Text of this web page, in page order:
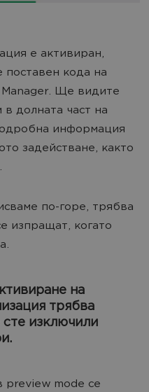
е активиран,
поставен кода на
Ще видите
долната част на
информация
задействане, както
по-горе, трябва
изпращат, когато
на
трябва
изключили
preview mode се